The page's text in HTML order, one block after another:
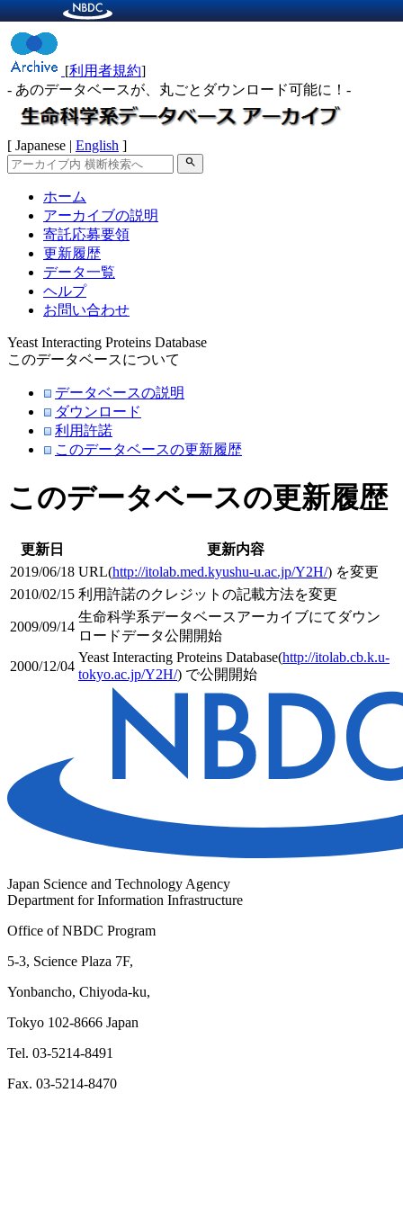
[利用者規約]
- あのデータベースが、丸ごとダウンロード可能に！-
[ Japanese | English ]
search
ホーム
アーカイブの説明
寄託応募要領
更新履歴
データ一覧
ヘルプ
お問い合わせ
Yeast Interacting Proteins Database
このデータベースについて
データベースの説明
ダウンロード
利用許諾
このデータベースの更新履歴
このデータベースの更新履歴
更新日
更新内容
2019/06/18 URL(http://itolab.med.kyushu-u.ac.jp/Y2H/) を変更
2010/02/15 利用許諾のクレジットの記載方法を変更
2009/09/14
生命科学系データベースアーカイブにてダウン
ロードデータ公開開始
2000/12/04
Yeast Interacting Proteins Database(http://itolab.cb.k.u-
tokyo.ac.jp/Y2H/) で公開開始
Japan Science and Technology Agency
Department for Information Infrastructure
Office of NBDC Program
5-3, Science Plaza 7F,
Yonbancho, Chiyoda-ku,
Tokyo 102-8666 Japan
Tel. 03-5214-8491
Fax. 03-5214-8470